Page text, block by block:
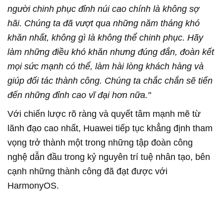
người chinh phục đỉnh núi cao chính là không sợ
hãi. Chúng ta đã vượt qua những năm tháng khó
khăn nhất, không gì là không thể chinh phục. Hãy
làm những điều khó khăn nhưng đúng đắn, đoàn kết
mọi sức mạnh có thể, làm hài lòng khách hàng và
giúp đối tác thành công. Chúng ta chắc chắn sẽ tiến
đến những đỉnh cao vĩ đại hơn nữa."
Với chiến lược rõ ràng và quyết tâm mạnh mẽ từ
lãnh đạo cao nhất, Huawei tiếp tục khẳng định tham
vọng trở thành một trong những tập đoàn công
nghệ dẫn đầu trong kỷ nguyên trí tuệ nhân tạo, bên
cạnh những thành công đã đạt được với
HarmonyOS.